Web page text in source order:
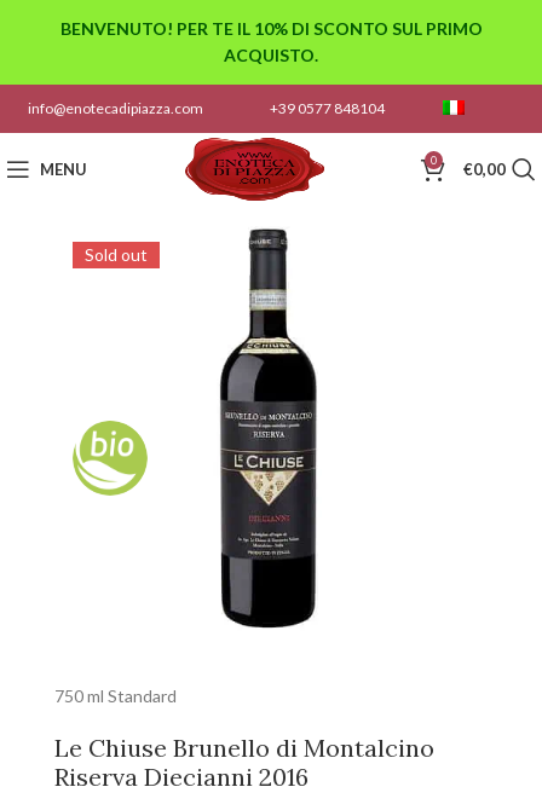
info@enotecadipiazza.com +39 0577 848104
MENU 0 €0,00
Sold out
750 ml Standard
Le Chiuse Brunello di Montalcino
Riserva Diecianni 2016
BENVENUTO! PER TE IL 10% DI SCONTO SUL PRIMO
ACQUISTO.